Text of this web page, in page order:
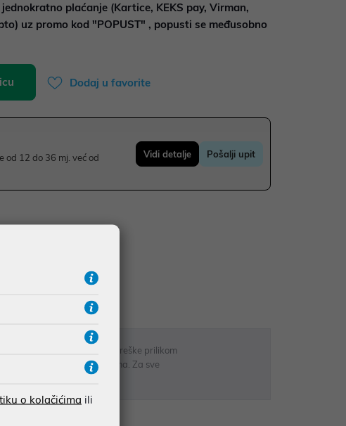
plaćanje (Kartice, KEKS pay, Virman,
uz promo kod "POPUST" , popusti se međusobno
Dodaj u favorite
od 12 do 36 mj. već od Vidi detalje Pošalji upit
u opisu proizvoda, greške prilikom
odgovarati artiklima. Za sve
o kolačićima ili